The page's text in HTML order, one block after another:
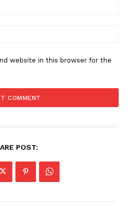
website in this browser for the
POST: